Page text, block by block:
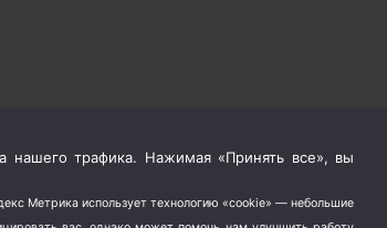
нашего трафика. Нажимая «Принять все», вы
Метрика использует технологию «cookie» — небольшие